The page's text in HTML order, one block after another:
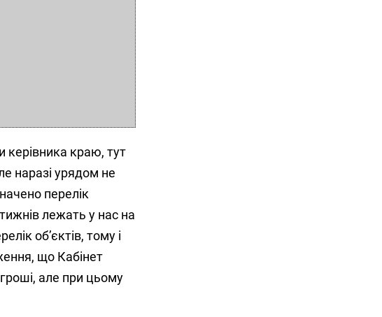
керівника краю, тут
наразі урядом не
перелік
лежать у нас на
об’єктів, тому і
що Кабінет
але при цьому